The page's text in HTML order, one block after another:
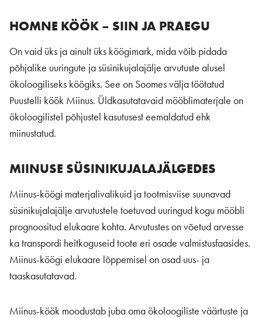
HOMNE KÖÖK – SIIN JA PRAEGU
On vaid üks ja ainult üks köögimark, mida võib pidada
põhjalike uuringute ja süsinikujalajälje arvutuste alusel
ökoloogiliseks köögiks. See on Soomes välja töötatud
Puustelli köök Miinus. Üldkasutatavaid mööblimaterjale on
ökoloogilistel põhjustel kasutusest eemaldatud ehk
miinustatud.
MIINUSE SÜSINIKUJALAJÄLGEDES
Miinus-köögi materjalivalikuid ja tootmisviise suunavad
süsinikujalajälje arvutustele toetuvad uuringud kogu mööbli
prognoositud elukaare kohta. Arvutustes on võetud arvesse
ka transpordi heitkoguseid toote eri osade valmistusfaasides.
Miinus-köögi elukaare lõppemisel on osad uus- ja
taaskasutatavad.
Miinus-köök moodustab juba oma ökoloogiliste väärtuste ja